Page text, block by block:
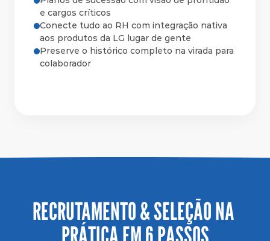
e cargos críticos
Conecte tudo ao RH com integração nativa
aos produtos da LG lugar de gente
Preserve o histórico completo na virada para
colaborador
RECRUTAMENTO & SELEÇÃO NA
PRÁTICA EM 6 PASSOS